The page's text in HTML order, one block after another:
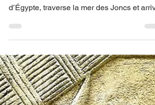
6 févr.
Comment se
préparer ? -